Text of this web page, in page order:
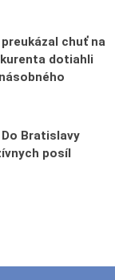
chuť na
dotiahli
Bratislavy
posíl